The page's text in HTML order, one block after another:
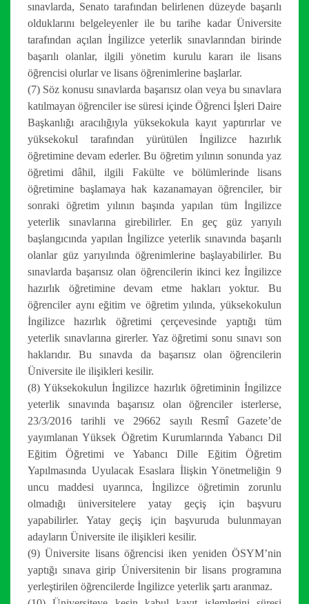
sınavlarda, Senato tarafından belirlenen düzeyde başarılı
olduklarını belgeleyenler ile bu tarihe kadar Üniversite
tarafından açılan İngilizce yeterlik sınavlarından birinde
başarılı olanlar, ilgili yönetim kurulu kararı ile lisans
öğrencisi olurlar ve lisans öğrenimlerine başlarlar.
(7) Söz konusu sınavlarda başarısız olan veya bu sınavlara
katılmayan öğrenciler ise süresi içinde Öğrenci İşleri Daire
Başkanlığı aracılığıyla yüksekokula kayıt yaptırırlar ve
yüksekokul tarafından yürütülen İngilizce hazırlık
öğretimine devam ederler. Bu öğretim yılının sonunda yaz
öğretimi dâhil, ilgili Fakülte ve bölümlerinde lisans
öğretimine başlamaya hak kazanamayan öğrenciler, bir
sonraki öğretim yılının başında yapılan tüm İngilizce
yeterlik sınavlarına girebilirler. En geç güz yarıyılı
başlangıcında yapılan İngilizce yeterlik sınavında başarılı
olanlar güz yarıyılında öğrenimlerine başlayabilirler. Bu
sınavlarda başarısız olan öğrencilerin ikinci kez İngilizce
hazırlık öğretimine devam etme hakları yoktur. Bu
öğrenciler aynı eğitim ve öğretim yılında, yüksekokulun
İngilizce hazırlık öğretimi çerçevesinde yaptığı tüm
yeterlik sınavlarına girerler. Yaz öğretimi sonu sınavı son
haklarıdır. Bu sınavda da başarısız olan öğrencilerin
Üniversite ile ilişikleri kesilir.
(8) Yüksekokulun İngilizce hazırlık öğretiminin İngilizce
yeterlik sınavında başarısız olan öğrenciler isterlerse,
23/3/2016 tarihli ve 29662 sayılı Resmî Gazete’de
yayımlanan Yüksek Öğretim Kurumlarında Yabancı Dil
Eğitim Öğretimi ve Yabancı Dille Eğitim Öğretim
Yapılmasında Uyulacak Esaslara İlişkin Yönetmeliğin 9
uncu maddesi uyarınca, İngilizce öğretimin zorunlu
olmadığı üniversitelere yatay geçiş için başvuru
yapabilirler. Yatay geçiş için başvuruda bulunmayan
adayların Üniversite ile ilişikleri kesilir.
(9) Üniversite lisans öğrencisi iken yeniden ÖSYM’nin
yaptığı sınava girip Üniversitenin bir lisans programına
yerleştirilen öğrencilerde İngilizce yeterlik şartı aranmaz.